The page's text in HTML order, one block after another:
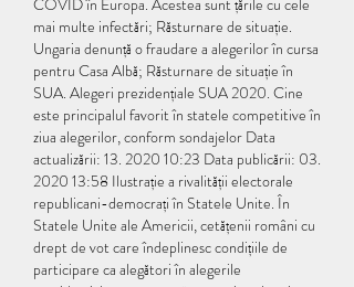
mai multe infectări; Răsturnare de situație.
Ungaria denunță o fraudare a alegerilor în cursa
pentru Casa Albă; Răsturnare de situație în
SUA. Alegeri prezidențiale SUA 2020. Cine
este principalul favorit în statele competitive în
ziua alegerilor, conform sondajelor Data
actualizării: 13. 2020 10:23 Data publicării: 03.
2020 13:58 Ilustrație a rivalității electorale
republicani-democrați în Statele Unite. În
Statele Unite ale Americii, cetățenii români cu
drept de vot care îndeplinesc condițiile de
participare ca alegători în alegerile